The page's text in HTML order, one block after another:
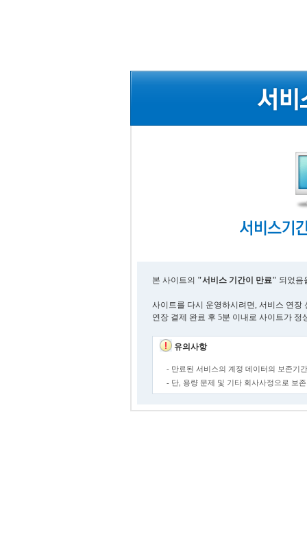
본 사이트의 "서비스 기간이 만료" 되었음
사이트를 다시 운영하시려면, 서비스 연장
연장 결제 완료 후 5분 이내로 사이트가 정
유의사항
- 만료된 서비스의 계정 데이터의 보존기
- 단, 용량 문제 및 기타 회사사정으로 보